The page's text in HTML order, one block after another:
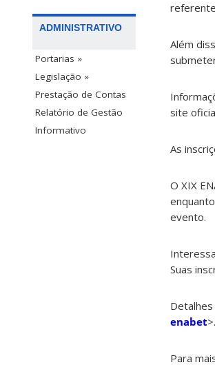
ADMINISTRATIVO
Portarias »
Legislação »
Prestação de Contas
Relatório de Gestão
Informativo
Além
site
As
O XIX
evento.
Suas
enabet>.
Para